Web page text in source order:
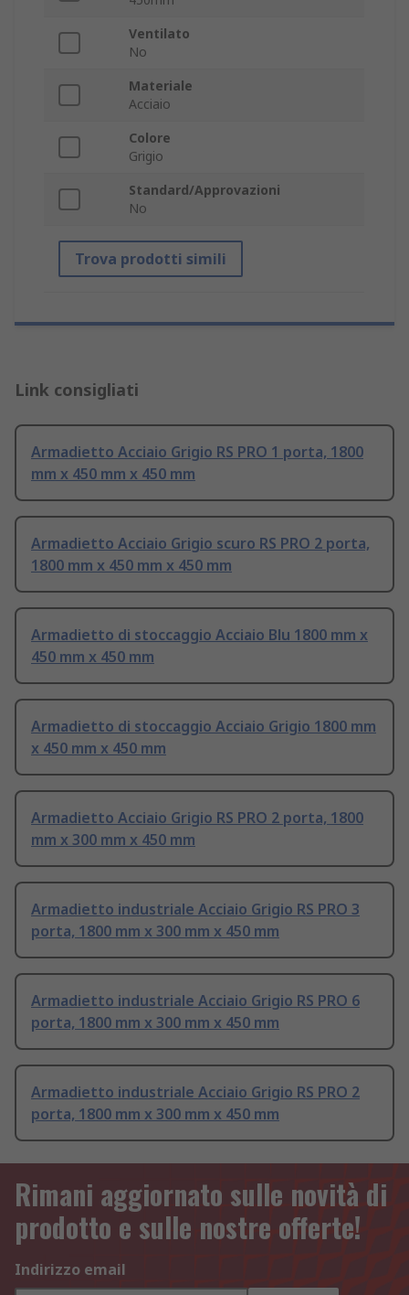
Ventilato
No
Materiale
Acciaio
Colore
Grigio
Standard/Approvazioni
No
Trova prodotti simili
Link consigliati
Armadietto Acciaio Grigio RS PRO 1 porta, 1800
mm x 450 mm x 450 mm
Armadietto Acciaio Grigio scuro RS PRO 2 porta,
1800 mm x 450 mm x 450 mm
Armadietto di stoccaggio Acciaio Blu 1800 mm x
450 mm x 450 mm
Armadietto di stoccaggio Acciaio Grigio 1800 mm
x 450 mm x 450 mm
Armadietto Acciaio Grigio RS PRO 2 porta, 1800
mm x 300 mm x 450 mm
Armadietto industriale Acciaio Grigio RS PRO 3
porta, 1800 mm x 300 mm x 450 mm
Armadietto industriale Acciaio Grigio RS PRO 6
porta, 1800 mm x 300 mm x 450 mm
Armadietto industriale Acciaio Grigio RS PRO 2
porta, 1800 mm x 300 mm x 450 mm
Rimani aggiornato sulle novità di
prodotto e sulle nostre offerte!
Indirizzo email